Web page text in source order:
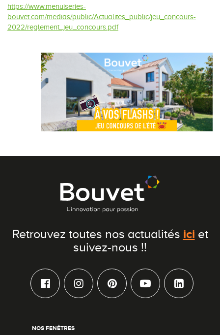
https://www.menuiseries-
bouvet.com/medias/public/Actualites_public/jeu_concours-
2022/reglement_jeu_concours.pdf
Retrouvez toutes nos actualités ici et
suivez-nous !!
NOS FENÊTRES